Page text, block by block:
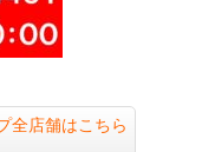
全店舗はこちら